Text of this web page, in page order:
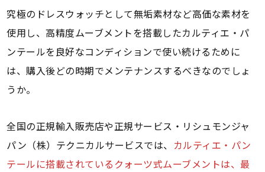
究極のドレスウォッチとして無垢素材など高価な素材を
使用し、高精度ムーブメントを搭載したカルティエ・パ
ンテールを良好なコンディションで使い続けるために
は、購入後どの時期でメンテナンスするべきなのでしょ
うか。
全国の正規輸入販売店や正規サービス・リシュモンジャ
パン（株）テクニカルサービスでは、 カルティエ・パン
テールに搭載されているクォーツ式ムーブメントは、最